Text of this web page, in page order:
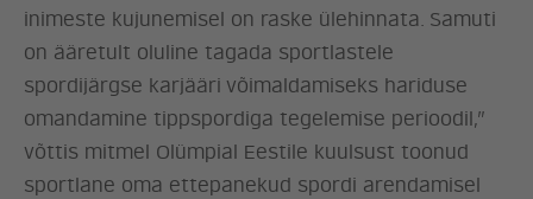
inimeste kujunemisel on raske ülehinnata. Samuti
on ääretult oluline tagada sportlastele
spordijärgse karjääri võimaldamiseks hariduse
omandamine tippspordiga tegelemise perioodil,”
võttis mitmel Olümpial Eestile kuulsust toonud
sportlane oma ettepanekud spordi arendamisel